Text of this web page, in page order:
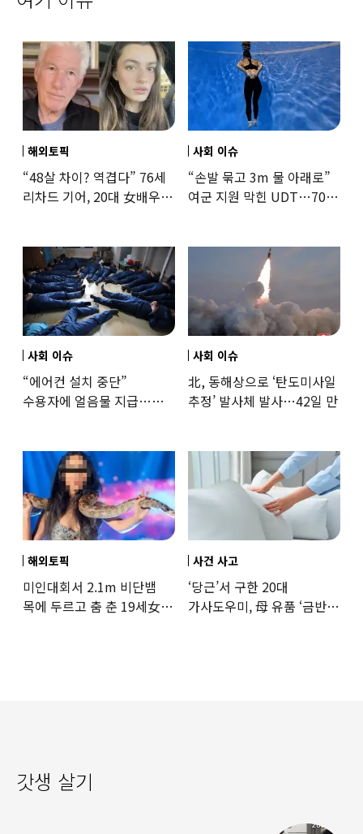
해외토픽
“48살 차이? 역겹다” 76세
리차드 기어, 20대 女배우와
사회 이슈
“손발 묶고 3m 물 아래로”
여군 지원 막힌 UDT…707
사회 이슈
“에어컨 설치 중단”
수용자에 얼음물 지급…
사회 이슈
北, 동해상으로 ‘탄도미사일
추정’ 발사체 발사…42일 만
해외토픽
미인대회서 2.1m 비단뱀
목에 두르고 춤 춘 19세女
사건 사고
‘당근’서 구한 20대
가사도우미, 母 유품 ‘금반지
갓생 살기